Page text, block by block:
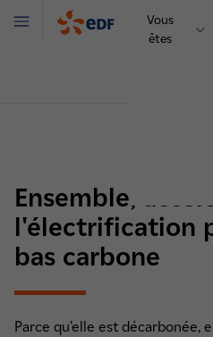
Vous
êtes
Menu
Ensemble,
l'électrification
bas carbone
Parce qu’elle est décarbonée,